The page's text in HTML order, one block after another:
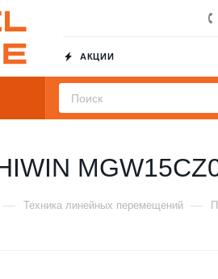
АКЦИИ
— Техника линейных перемещений —